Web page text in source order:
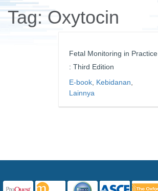
Tag:Oxytocin
Fetal Monitoring in Practice
: Third Edition
E-book Kebidanan
Lainnya